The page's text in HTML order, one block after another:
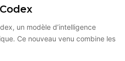
un modèle d’intelligence
Ce nouveau venu combine les